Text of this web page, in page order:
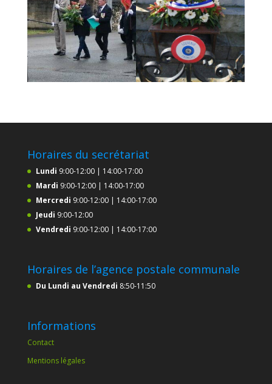
Horaires du secrétariat
Lundi 9:00-12:00 | 14:00-17:00
Mardi 9:00-12:00 | 14:00-17:00
Mercredi 9:00-12:00 | 14:00-17:00
Jeudi 9:00-12:00
Vendredi 9:00-12:00 | 14:00-17:00
Horaires de l’agence postale communale
Du Lundi au Vendredi 8:50-11:50
Informations
Contact
Mentions légales